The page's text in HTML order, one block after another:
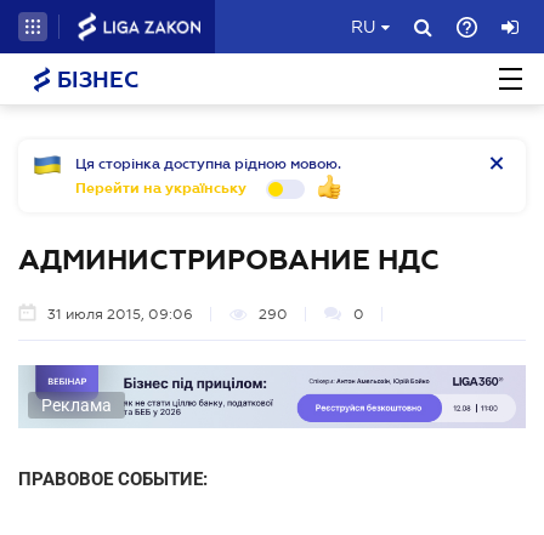
RU
БІЗНЕС
Ця сторінка доступна рідною мовою.
Перейти на українську
АДМИНИСТРИРОВАНИЕ НДС
31 июля 2015, 09:06 290 0
Реклама
ПРАВОВОЕ СОБЫТИЕ: